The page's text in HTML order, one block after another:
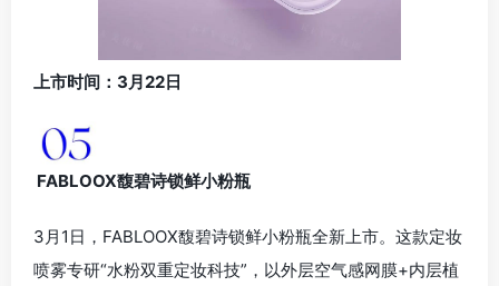
上市时间：3月22日
FABLOOX馥碧诗锁鲜小粉瓶
3月1日，FABLOOX馥碧诗锁鲜小粉瓶全新上市。这款定妆
喷雾专研“水粉双重定妆科技”，以外层空气感网膜+内层植